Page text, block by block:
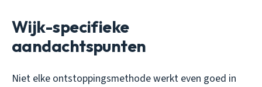
Wijk-specifieke
aandachtspunten
Niet elke ontstoppingsmethode werkt even goed in